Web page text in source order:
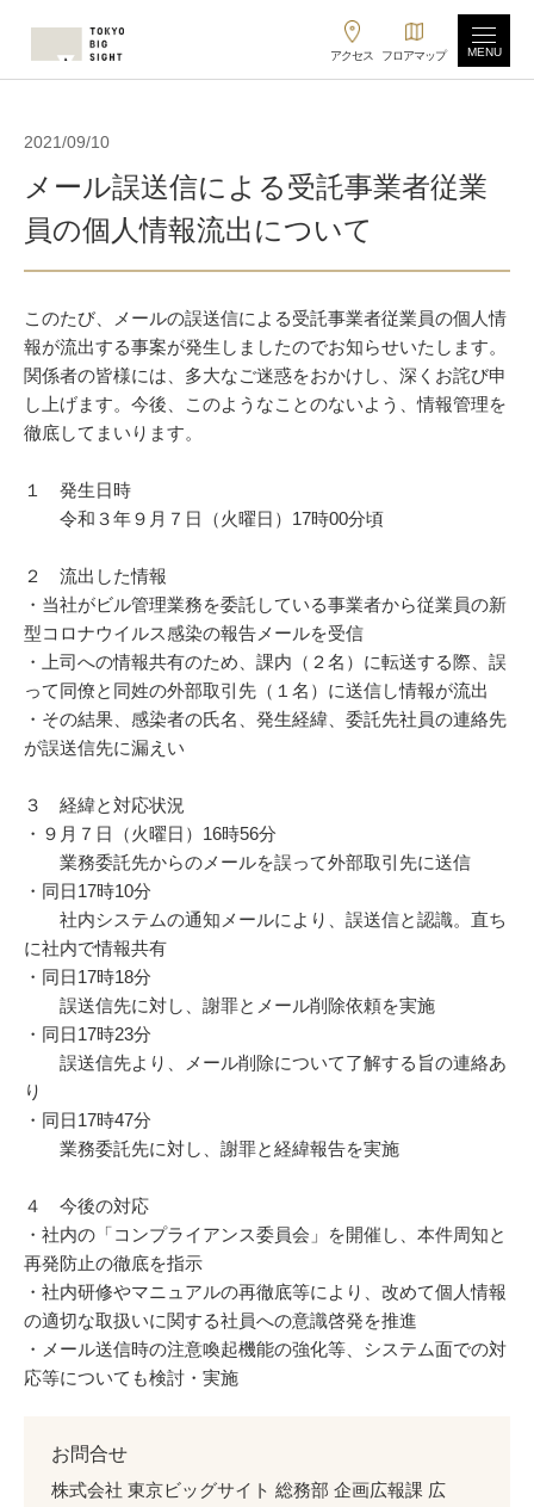
アクセス フロアマップ MENU
2021/09/10
メール誤送信による受託事業者従業
員の個人情報流出について
このたび、メールの誤送信による受託事業者従業員の個人情
報が流出する事案が発生しましたのでお知らせいたします。
関係者の皆様には、多大なご迷惑をおかけし、深くお詫び申
し上げます。今後、このようなことのないよう、情報管理を
徹底してまいります。
１ 発生日時
令和３年９月７日（火曜日）17時00分頃
２ 流出した情報
・当社がビル管理業務を委託している事業者から従業員の新
型コロナウイルス感染の報告メールを受信
・上司への情報共有のため、課内（２名）に転送する際、誤
って同僚と同姓の外部取引先（１名）に送信し情報が流出
・その結果、感染者の氏名、発生経緯、委託先社員の連絡先
が誤送信先に漏えい
３ 経緯と対応状況
・９月７日（火曜日）16時56分
業務委託先からのメールを誤って外部取引先に送信
・同日17時10分
社内システムの通知メールにより、誤送信と認識。直ち
に社内で情報共有
・同日17時18分
誤送信先に対し、謝罪とメール削除依頼を実施
・同日17時23分
誤送信先より、メール削除について了解する旨の連絡あ
り
・同日17時47分
業務委託先に対し、謝罪と経緯報告を実施
４ 今後の対応
・社内の「コンプライアンス委員会」を開催し、本件周知と
再発防止の徹底を指示
・社内研修やマニュアルの再徹底等により、改めて個人情報
の適切な取扱いに関する社員への意識啓発を推進
・メール送信時の注意喚起機能の強化等、システム面での対
応等についても検討・実施
お問合せ
株式会社 東京ビッグサイト 総務部 企画広報課 広